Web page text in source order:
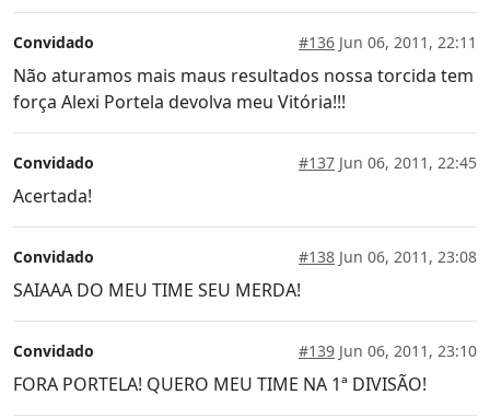
Convidado #136 Jun 06, 2011, 22:11
Não aturamos mais maus resultados nossa torcida tem
força Alexi Portela devolva meu Vitória!!!
Convidado #137 Jun 06, 2011, 22:45
Acertada!
Convidado #138 Jun 06, 2011, 23:08
SAIAAA DO MEU TIME SEU MERDA!
Convidado #139 Jun 06, 2011, 23:10
FORA PORTELA! QUERO MEU TIME NA 1ª DIVISÃO!